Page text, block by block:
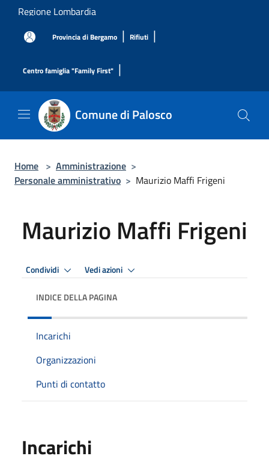
Salta al contenuto principale
Regione Lombardia
Provincia di Bergamo | Rifiuti |
Centro famiglia "Family First" |
Comune di Palosco
Home > Amministrazione >
Personale amministrativo > Maurizio Maffi Frigeni
Maurizio Maffi Frigeni
Condividi Vedi azioni
INDICE DELLA PAGINA
Incarichi
Organizzazioni
Punti di contatto
Incarichi